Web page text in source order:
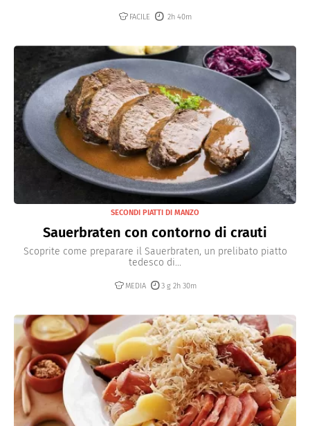
FACILE 2h 40m
SECONDI PIATTI DI MANZO
Sauerbraten con contorno di crauti
Scoprite come preparare il Sauerbraten, un prelibato piatto
tedesco di...
MEDIA 3 g 2h 30m